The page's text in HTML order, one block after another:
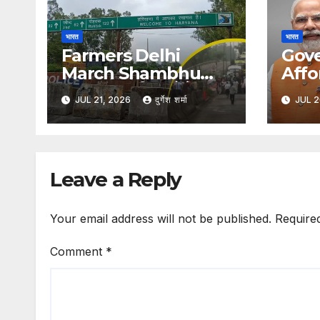
भारत
Farmers Delhi
March Shambhu
Border :- किसानों के
दिल्ली कूच से पहले शंभू बॉर्डर
सील, हरियाणा पुलिस ने बढ़ाई
JUL 21, 2026 दुर्गेश शर्मा
भारत
लॉन्च
वॉश,
JUL
Leave a Reply
Your email address will not be published.
Comment *